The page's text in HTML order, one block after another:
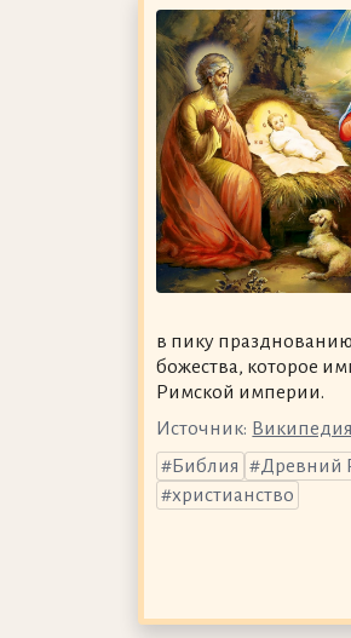
в пику
божества, которое
Римской империи.
Источник:
Библия
Древний
христианство